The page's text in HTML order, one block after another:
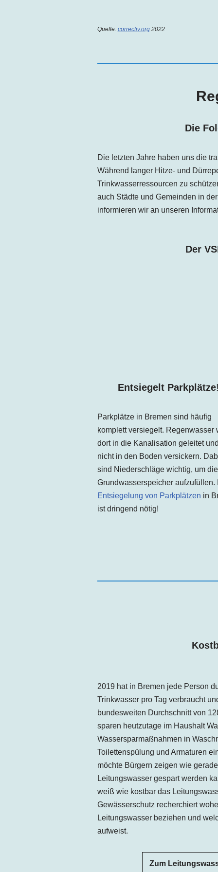
Quelle: correctiv.org2022
Die
Die letzten Jahre haben uns die
Während langer Hitze- und
Trinkwasserressourcen zu
auch Städte und Gemeinden in
informieren wir an unseren
Der
Entsiegelt Parkplätze!
Parkplätze in Bremen sind häufig
komplett versiegelt. Regenwasser
dort in die Kanalisation geleitet
nicht in den Boden versickern.
sind Niederschläge wichtig, um die
Grundwasserspeicher aufzufüllen.
Entsiegelung von Parkplätzen in
ist dringend nötig!
2019 hat in Bremen jede Person
Trinkwasser pro Tag verbraucht
bundesweiten Durchschnitt von
sparen heutzutage im Haushalt
Wassersparmaßnahmen in
Toilettenspülung und Armaturen
möchte Bürgern zeigen wie
Leitungswasser gespart werden
weiß wie kostbar das
Gewässerschutz recherchiert
Leitungswasser beziehen und
aufweist.
Zum